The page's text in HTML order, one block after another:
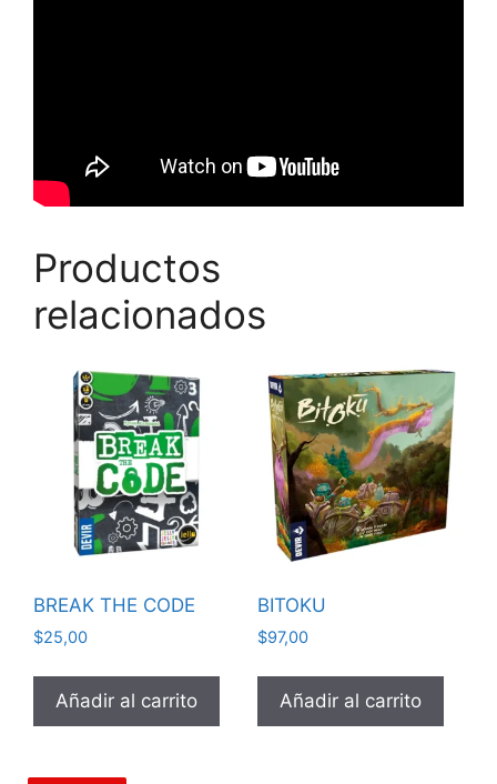
Productos
relacionados
BREAK THE CODE
$25,00
Añadir al carrito
BITOKU
$97,00
Añadir al carrito